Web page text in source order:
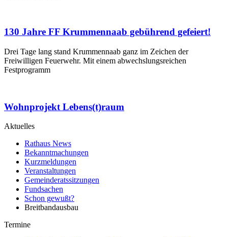
130 Jahre FF Krummennaab gebührend gefeiert!
Drei Tage lang stand Krummennaab ganz im Zeichen der
Freiwilligen Feuerwehr. Mit einem abwechslungsreichen
Festprogramm
Wohnprojekt Lebens(t)raum
Aktuelles
Rathaus News
Bekanntmachungen
Kurzmeldungen
Veranstaltungen
Gemeinderatssitzungen
Fundsachen
Schon gewußt?
Breitbandausbau
Termine